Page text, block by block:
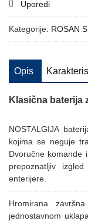
Uporedi
Kategorije: ROSAN
Opis
Klasična baterija
NOSTALGIJA
kojima se neguje
Dvoručne komande
prepoznatljiv
enterijere.
Hromirana
jednostavnom